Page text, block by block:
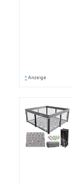
* Anzeige